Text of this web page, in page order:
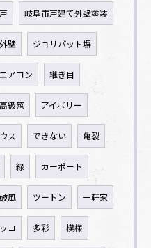
岐阜市戸建て外壁塗装
壁 ジョリパット塀
エアコン 継ぎ目
高級感 アイボリー
ス できない 亀裂
緑 カーポート
破風 ツートン 一軒家
コ 多彩 模様